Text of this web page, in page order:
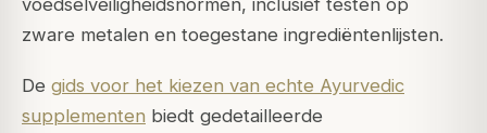
voedselveiligheidsnormen, inclusief testen op
zware metalen en toegestane ingrediëntenlijsten.
De gids voor het kiezen van echte Ayurvedic
supplementen biedt gedetailleerde